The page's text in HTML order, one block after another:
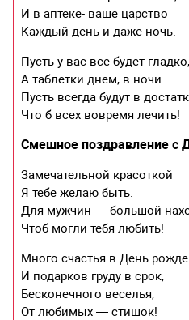
И в аптеке- ваше царство
Каждый день и даже ночь.
Пусть у вас все будет гладко,
А таблетки днем, в ночи
Пусть всегда будут в
Что б всех вовремя лечить!
Смешное поздравление с
Замечательной красоткой
Я тебе желаю быть.
Для мужчин — большой
Чтоб могли тебя любить!
Много счастья в День
И подарков груду в срок,
Бесконечного веселья,
От любимых — стишок!